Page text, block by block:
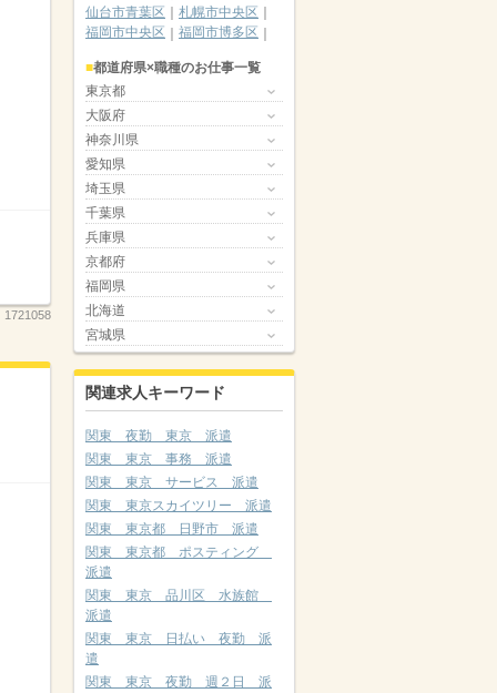
1721058
仙台市青葉区
札幌市中央区
福岡市中央区
福岡市博多区
都道府県×職種のお仕事一覧
東京都
大阪府
神奈川県
愛知県
埼玉県
千葉県
兵庫県
京都府
福岡県
北海道
宮城県
関連求人キーワード
関東 夜勤 東京 派遣
関東 東京 事務 派遣
関東 東京 サービス 派遣
関東 東京スカイツリー 派遣
関東 東京都 日野市 派遣
関東 東京都 ポスティング
派遣
関東 東京 品川区 水族館
派遣
関東 東京 日払い 夜勤 派
遣
関東 東京 夜勤 週２日 派